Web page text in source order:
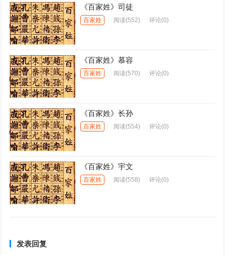
《百家姓》司徒
百家姓 阅读(552) 评论(0)
《百家姓》慕容
百家姓 阅读(570) 评论(0)
《百家姓》长孙
百家姓 阅读(554) 评论(0)
《百家姓》宇文
百家姓 阅读(558) 评论(0)
发表回复